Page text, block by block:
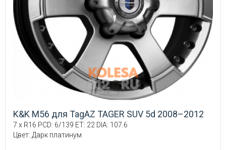
K&K M56 для TagAZ TAGER SUV 5d 2008–2012
7 x R16 PCD: 6/139 ET: 22 DIA: 107.6
Цвет: Дарк платинум